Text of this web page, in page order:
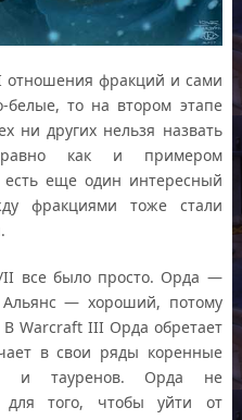
фракций и сами
то на втором этапе
ни других нельзя назвать
как и примером
есть еще один интересный
фракциями тоже стали
II все было просто. Орда —
Альянс — хороший, потому
Warcraft III Орда обретает
в свои ряды коренные
и тауренов. Орда не
для того, чтобы уйти от